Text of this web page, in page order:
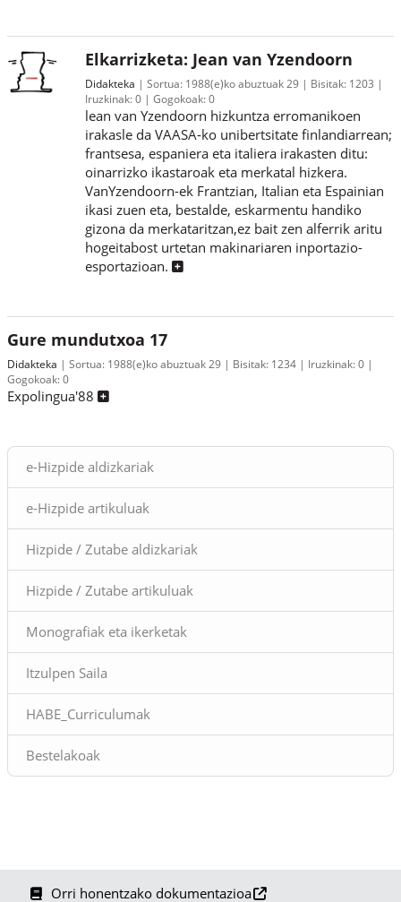
Blokeak
e-Hizpide aldizkariak
e-Hizpide artikuluak
Hizpide / Zutabe aldizkariak
Hizpide / Zutabe artikuluak
Monografiak eta ikerketak
Itzulpen Saila
HABE_Curriculumak
Bestelakoak
Elkarrizketa: Jean van Yzendoorn
Didakteka Sortua: 1988(e)ko abuztuak 29 Bisitak: 1203
Iruzkinak:0 Gogokoak:0
lean van Yzendoorn hizkuntza erromanikoen
irakasle da VAASA-ko unibertsitate finlandiarrean;
frantsesa, espaniera eta italiera irakasten ditu:
oinarrizko ikastaroak eta merkatal hizkera.
VanYzendoorn-ek Frantzian, Italian eta Espainian
ikasi zuen eta, bestalde, eskarmentu handiko
gizona da merkataritzan,ez bait zen alferrik aritu
hogeitabost urtetan makinariaren inportazio-
esportazioan.
Gure mundutxoa 17
Didakteka Sortua: 1988(e)ko abuztuak 29 Bisitak: 1234 Iruzkinak:0
Gogokoak:0
Expolingua'88
Orri honentzako dokumentazioa